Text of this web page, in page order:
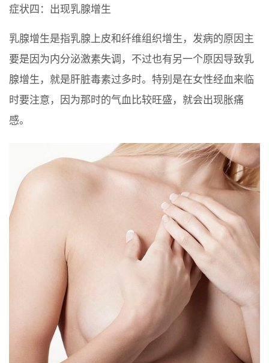
症状四：出现乳腺增生
乳腺增生是指乳腺上皮和纤维组织增生，发病的原因主
要是因为内分泌激素失调，不过也有另一个原因导致乳
腺增生，就是肝脏毒素过多时。特别是在女性经血来临
时要注意，因为那时的气血比较旺盛，就会出现胀痛
感。